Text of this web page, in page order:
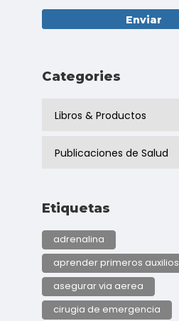
Categories
Libros & Productos
Publicaciones de Salud
Etiquetas
adrenalina
aprender primeros auxilios
asegurar via aerea
cirugia de emergencia